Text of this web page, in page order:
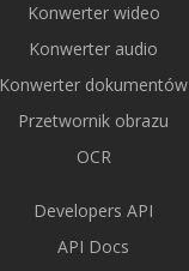
Konwerter wideo
Konwerter audio
Konwerter dokumentów
Przetwornik obrazu
OCR
Developers API
API Docs